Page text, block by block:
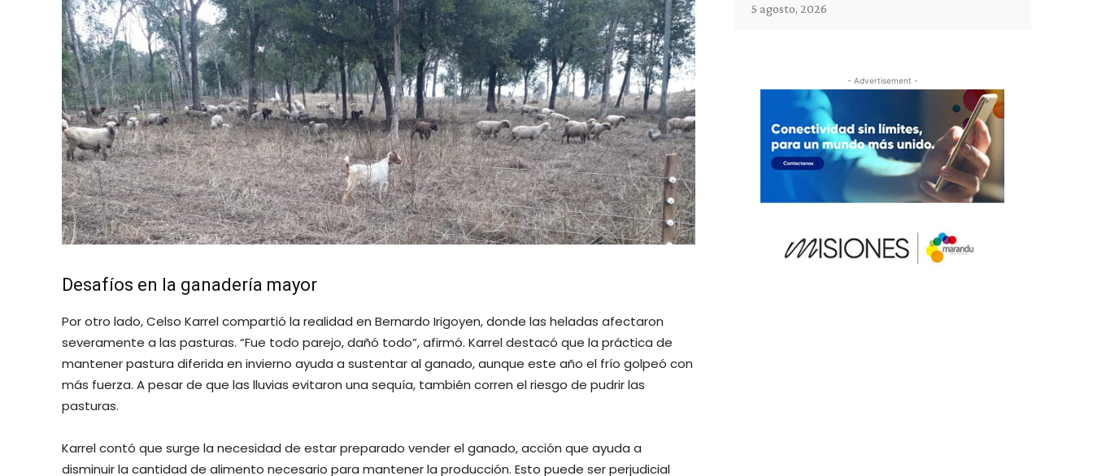
Desafíos en la ganadería mayor
Por otro lado, Celso Karrel compartió la realidad en Bernardo Irigoyen, donde las heladas afectaron
severamente a las pasturas. “Fue todo parejo, dañó todo”, afirmó. Karrel destacó que la práctica de
mantener pastura diferida en invierno ayuda a sustentar al ganado, aunque este año el frío golpeó con
más fuerza. A pesar de que las lluvias evitaron una sequía, también corren el riesgo de pudrir las
pasturas.
Karrel contó que surge la necesidad de estar preparado vender el ganado, acción que ayuda a
disminuir la cantidad de alimento necesario para mantener la producción. Esto puede ser perjudicial
5 agosto, 2026
- Advertisement -